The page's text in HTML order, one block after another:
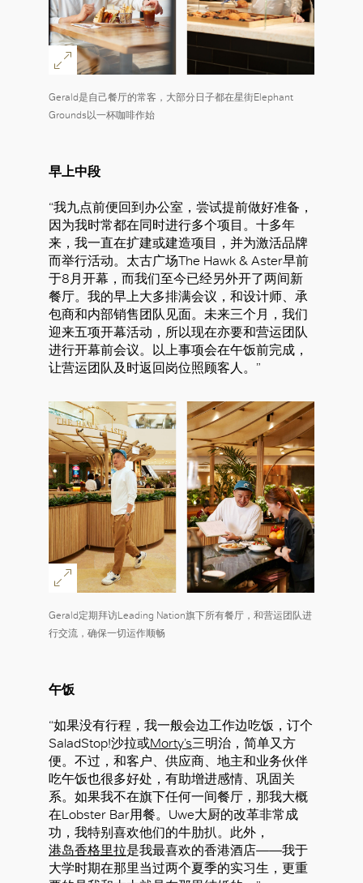
Gerald是自己餐厅的常客，大部分日子都在星街Elephant
Grounds以一杯咖啡作始
早上中段
“我九点前便回到办公室，尝试提前做好准备，
因为我时常都在同时进行多个项目。十多年
来，我一直在扩建或建造项目，并为激活品牌
而举行活动。太古广场The Hawk & Aster早前
于8月开幕，而我们至今已经另外开了两间新
餐厅。我的早上大多排满会议，和设计师、承
包商和内部销售团队见面。未来三个月，我们
迎来五项开幕活动，所以现在亦要和营运团队
进行开幕前会议。以上事项会在午饭前完成，
让营运团队及时返回岗位照顾客人。”
Gerald定期拜访Leading Nation旗下所有餐厅，和营运团队进
行交流，确保一切运作顺畅
午饭
“如果没有行程，我一般会边工作边吃饭，订个
SaladStop!沙拉或Morty’s三明治，简单又方
便。不过，和客户、供应商、地主和业务伙伴
吃午饭也很多好处，有助增进感情、巩固关
系。如果我不在旗下任何一间餐厅，那我大概
在Lobster Bar用餐。Uwe大厨的改革非常成
功，我特别喜欢他们的牛肋扒。此外，
港岛香格里拉是我最喜欢的香港酒店——我于
大学时期在那里当过两个夏季的实习生，更重
好